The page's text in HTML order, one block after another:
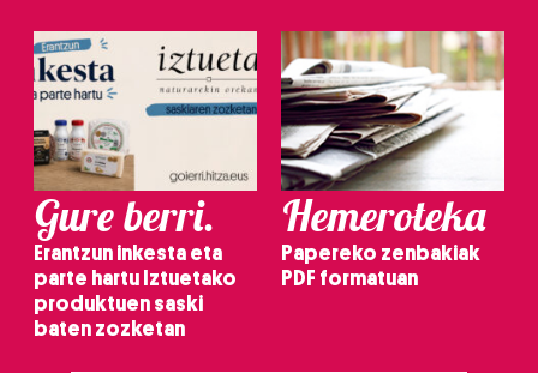
Gure berri.
Erantzun inkesta eta
parte hartu Iztuetako
produktuen saski
baten zozketan
Hemeroteka
Papereko zenbakiak
PDF formatuan